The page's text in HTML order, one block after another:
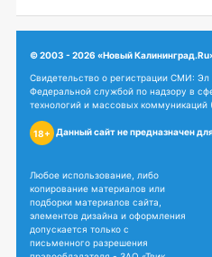
© 2003 - 2026 «Новый
Свидетельство о регистрации СМИ:
Федеральной службой по надзору в
технологий и массовых коммуникаций
18+ Данный сайт не предназначен
Любое использование, либо
копирование материалов или
подборки материалов сайта,
элементов дизайна и оформления
допускается только с
письменного разрешения